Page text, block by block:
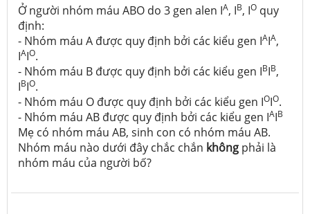
Ở người nhóm máu ABO do 3 gen alen IA, IB, IO quy
định:
- Nhóm máu A được quy định bởi các kiểu gen IAIA,
IAIO.
- Nhóm máu B được quy định bởi các kiểu gen IBIB,
IBIO.
- Nhóm máu O được quy định bởi các kiểu gen IOIO.
- Nhóm máu AB được quy định bởi các kiểu gen IAIB
Mẹ có nhóm máu AB, sinh con có nhóm máu AB.
Nhóm máu nào dưới đây chắc chắn không phải là
nhóm máu của người bố?